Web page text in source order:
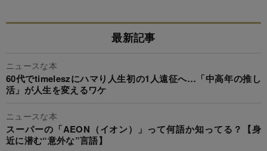
最新記事
ニュースな本
60代でtimeleszにハマり人生初の1人遠征へ…「中高年の推し
活」が人生を変えるワケ
ニュースな本
スーパーの「AEON（イオン）」って何語か知ってる？【身
近に潜む“意外な”言語】